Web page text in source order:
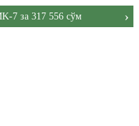
7 за 317 556 сўм ›